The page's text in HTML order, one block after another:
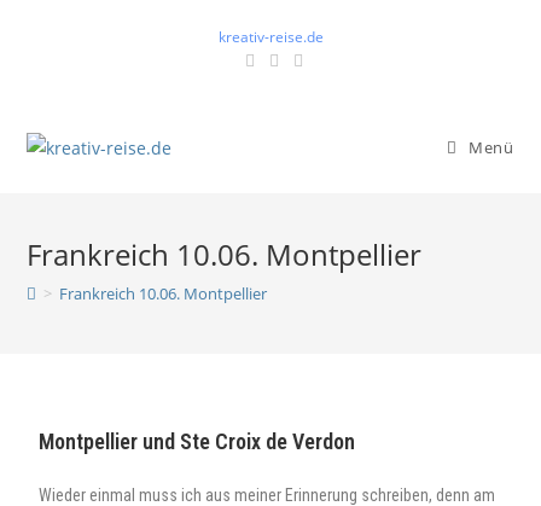
kreativ-reise.de
Menü
Frankreich 10.06. Montpellier
> Frankreich 10.06. Montpellier
Montpellier und Ste Croix de Verdon
Wieder einmal muss ich aus meiner Erinnerung schreiben, denn am